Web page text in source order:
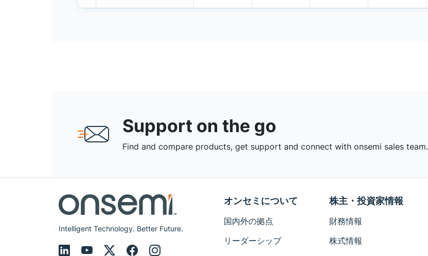
Support on the go
Find and compare products, get support and connect with onsemi sales team.
Intelligent Technology. Better Future.
オンセミについて
国内外の拠点
リーダーシップ
株主・投資家情報
財務情報
株式情報